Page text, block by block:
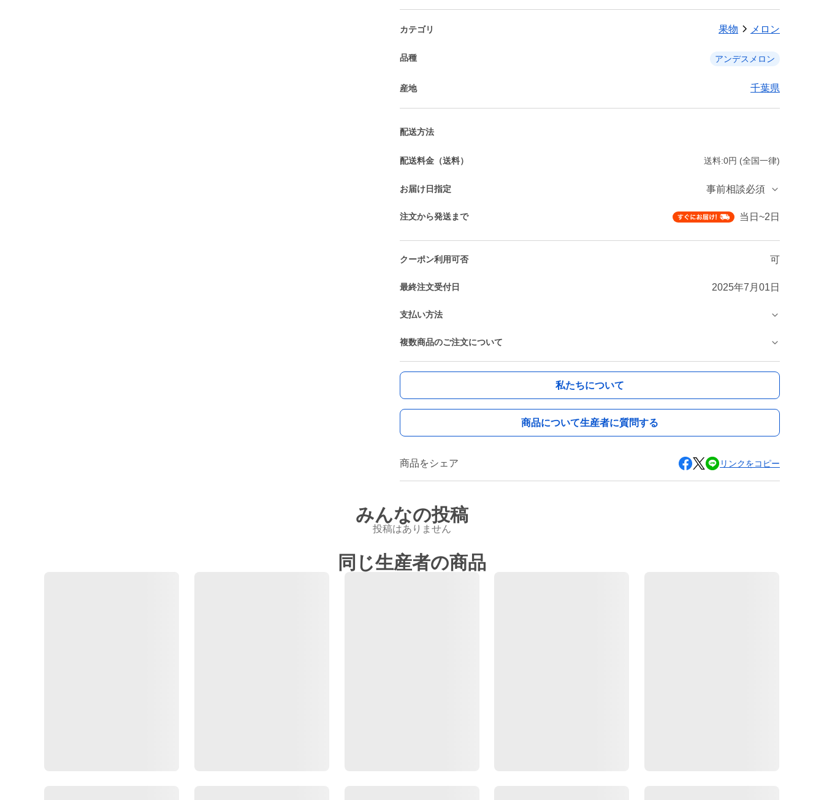
カテゴリ 果物 メロン
品種 アンデスメロン
産地 千葉県
配送方法
配送料金（送料） 送料:0円 (全国一律)
お届け日指定 事前相談必須
注文から発送まで 当日~2日
クーポン利用可否 可
最終注文受付日 2025年7月01日
支払い方法
複数商品のご注文について
私たちについて
商品について生産者に質問する
商品をシェア リンクをコピー
みんなの投稿
投稿はありません
同じ生産者の商品